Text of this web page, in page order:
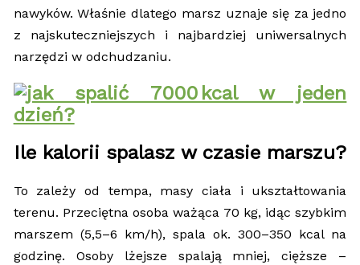
nawyków. Właśnie dlatego marsz uznaje się za jedno
z najskuteczniejszych i najbardziej uniwersalnych
narzędzi w odchudzaniu.
Ile kalorii spalasz w czasie marszu?
To zależy od tempa, masy ciała i ukształtowania
terenu. Przeciętna osoba ważąca 70 kg, idąc szybkim
marszem (5,5–6 km/h), spala ok. 300–350 kcal na
godzinę. Osoby lżejsze spalają mniej, cięższe –